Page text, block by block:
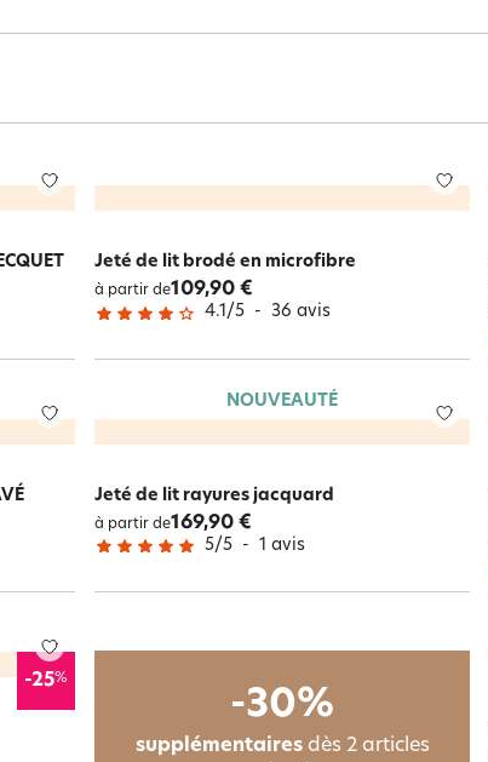
Ailleurs et
jusqu'à -70%
interactif
interactif
interactif
Becquet : 60 ans
Jeté de lit brodé en microfibre
à partir de109,90 €
4.1/5 - 36 avis
NOUVEAUTÉ
Jeté de lit rayures jacquard
à partir de169,90 €
5/5 - 1 avis
-25%
-30%
supplémentaires dès 2 articles